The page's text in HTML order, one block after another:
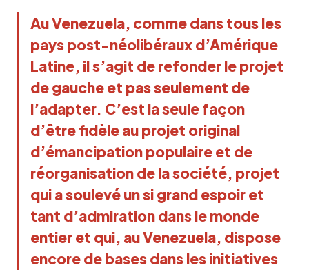
Au Venezuela, comme dans tous les
pays post-néolibéraux d’Amérique
Latine, il s’agit de refonder le projet
de gauche et pas seulement de
l’adapter. C’est la seule façon
d’être fidèle au projet original
d’émancipation populaire et de
réorganisation de la société, projet
qui a soulevé un si grand espoir et
tant d’admiration dans le monde
entier et qui, au Venezuela, dispose
encore de bases dans les initiatives